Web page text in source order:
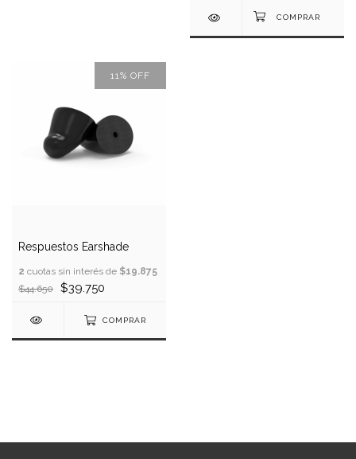
11% OFF
Respuestos Earshade
2 cuotas sin interés de $19.875
$44.650
$39.750
COMPRAR